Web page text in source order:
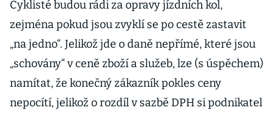
Cyklisté budou rádi za opravy jízdních kol,
zejména pokud jsou zvyklí se po cestě zastavit
„na jedno“. Jelikož jde o daně nepřímé, které jsou
„schovány“ v ceně zboží a služeb, lze (s úspěchem)
namítat, že konečný zákazník pokles ceny
nepocítí, jelikož o rozdíl v sazbě DPH si podnikatel